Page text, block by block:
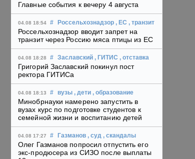
Главные события к вечеру 4 августа
04.08 18:54 # Россельхознадзор , ЕС , транзит
Россельхознадзор вводит запрет на
транзит через Россию мяса птицы из ЕС
04.08 18:28 # Заславский , ГИТИС , отставка
Григорий Заславский покинул пост
ректора ГИТИСа
04.08 18:13 # вузы , дети , образование
Минобрнауки намерено запустить в
вузах курс по подготовке студентов к
семейной жизни и воспитанию детей
04.08 17:27 # Газманов , суд , скандалы
Олег Газманов попросил отпустить его
экс-продюсера из СИЗО после выплаты